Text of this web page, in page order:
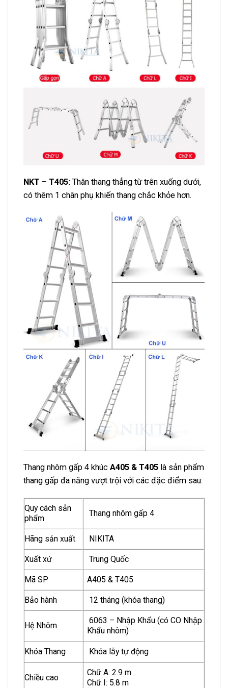
NKT – T405:Thân thang thẳng từ trên xuống dưới,
có thêm 1 chân phụ khiến thang chắc khỏe hơn.
Thang nhôm gấp 4 khúc A405 & T405 là sản phẩm
thang gấp đa năng vượt trội với các đặc điểm sau:
Quy cách sản
phẩm
Thang nhôm gấp 4
Hãng sản xuất NIKITA
Xuất xứ Trung Quốc
Mã SP A405 & T405
Bảo hành 12 tháng (khóa thang)
Hệ Nhôm
6063 – Nhập Khẩu (có CO Nhập
Khẩu nhôm)
Khóa Thang Khóa lẫy tự động
Chiều cao
Chữ A: 2.9 m
Chữ I: 5.8 m